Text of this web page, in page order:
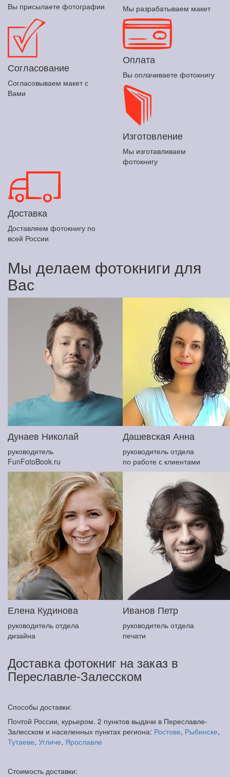
Вы присылаете фотографии Мы разрабатываем макет
Согласование
Согласовываем макет с
Вами
Оплата
Вы оплачиваете фотокнигу
Изготовление
Мы изготавливаем
фотокнигу
Доставка
Доставляем фотокнигу по
всей России
Мы делаем фотокниги для
Вас
Дунаев Николай
руководитель
FunFotoBook.ru
Дашевская Анна
руководитель отдела
по работе с клиентами
Елена Кудинова
руководитель отдела
дизайна
Иванов Петр
руководитель отдела
печати
Доставка фотокниг на заказ в
Переславле-Залесском
Способы доставки:
Почтой России, курьером. 2 пунктов выдачи в Переславле-
Залесском и населенных пунктах региона: Ростове, Рыбинске,
Тутаеве, Угличе, Ярославле
Стоимость доставки: